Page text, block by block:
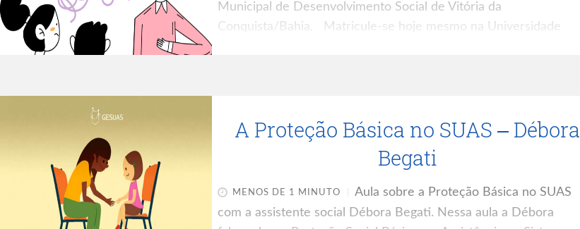
Municipal de Desenvolvimento Social de Vitória da
Conquista/Bahia. Matricule-se hoje mesmo na Universidade
A Proteção Básica no SUAS – Débora
Begati
MENOS DE 1 MINUTO
Aula sobre a Proteção Básica no SUAS
com a assistente social Débora Begati. Nessa aula a Débora